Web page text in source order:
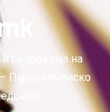
рекреација на
Параолимписко